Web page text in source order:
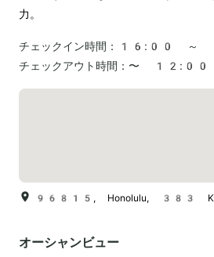
力。
チェックイン時間：
16:00 ～
チェックアウト時間： 〜 12:00
96815, Honolulu, 383
オーシャンビュー